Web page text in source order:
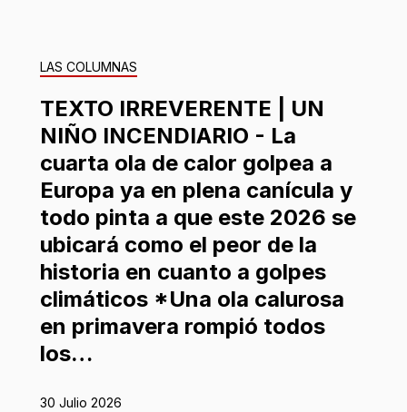
LAS COLUMNAS
TEXTO IRREVERENTE | UN
NIÑO INCENDIARIO - La
cuarta ola de calor golpea a
Europa ya en plena canícula y
todo pinta a que este 2026 se
ubicará como el peor de la
historia en cuanto a golpes
climáticos *Una ola calurosa
en primavera rompió todos
los…
30 Julio 2026